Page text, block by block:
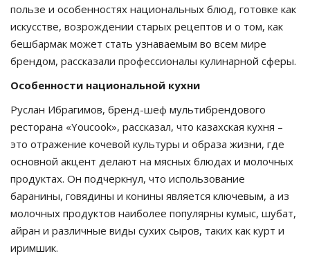
пользе и особенностях национальных блюд, готовке как
искусстве, возрождении старых рецептов и о том, как
бешбармак может стать узнаваемым во всем мире
брендом, рассказали профессионалы кулинарной сферы.
Особенности национальной кухни
Руслан Ибрагимов, бренд-шеф мультибрендового
ресторана «Youcook», рассказал, что казахская кухня –
это отражение кочевой культуры и образа жизни, где
основной акцент делают на мясных блюдах и молочных
продуктах. Он подчеркнул, что использование
баранины, говядины и конины является ключевым, а из
молочных продуктов наиболее популярны кумыс, шубат,
айран и различные виды сухих сыров, таких как курт и
иримшик.